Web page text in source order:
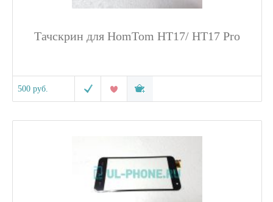
Тачскрин для HomTom HT17/ HT17 Pro
500 руб.